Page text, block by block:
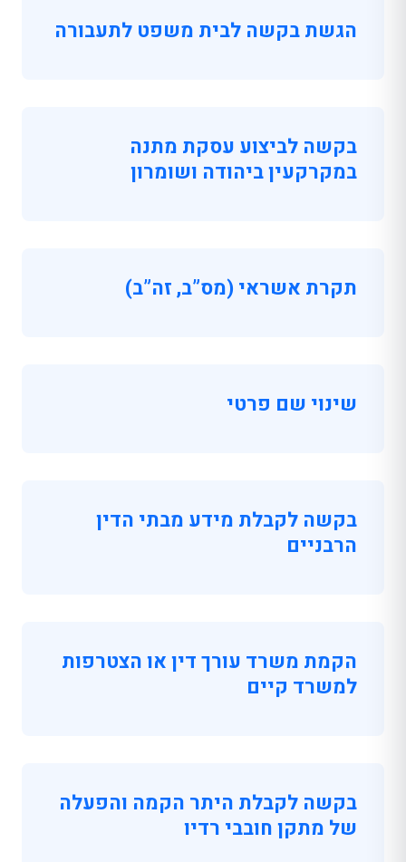
הגשת בקשה לבית משפט לתעבורה
בקשה לביצוע עסקת מתנה
במקרקעין ביהודה ושומרון
תקרת אשראי (מס”ב, זה”ב)
שינוי שם פרטי
בקשה לקבלת מידע מבתי הדין
הרבניים
הקמת משרד עורך דין או הצטרפות
למשרד קיים
בקשה לקבלת היתר הקמה והפעלה
של מתקן חובבי רדיו